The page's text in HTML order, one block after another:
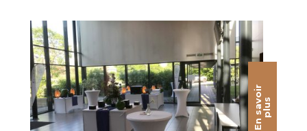
Hall CCI Campus / Le CREF Colmar © Christian SOLER
E
n
s
av
o
i
r
p
l
us